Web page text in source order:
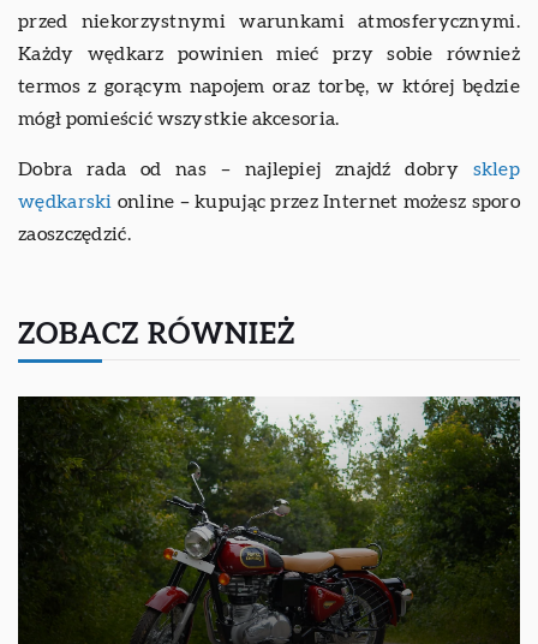
przed niekorzystnymi warunkami atmosferycznymi.
Każdy wędkarz powinien mieć przy sobie również
termos z gorącym napojem oraz torbę, w której będzie
mógł pomieścić wszystkie akcesoria.
Dobra rada od nas – najlepiej znajdź dobry sklep
wędkarski online – kupując przez Internet możesz sporo
zaoszczędzić.
ZOBACZ RÓWNIEŻ